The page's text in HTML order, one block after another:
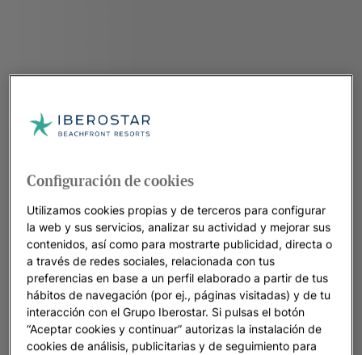
Configuración de cookies
Utilizamos cookies propias y de terceros para configurar
la web y sus servicios, analizar su actividad y mejorar sus
contenidos, así como para mostrarte publicidad, directa o
a través de redes sociales, relacionada con tus
preferencias en base a un perfil elaborado a partir de tus
hábitos de navegación (por ej., páginas visitadas) y de tu
interacción con el Grupo Iberostar. Si pulsas el botón
“Aceptar cookies y continuar” autorizas la instalación de
cookies de análisis, publicitarias y de seguimiento para